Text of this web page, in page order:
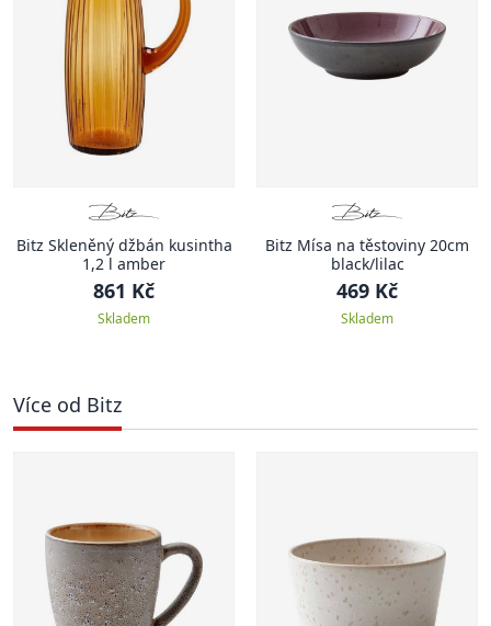
Bitz Skleněný džbán kusintha
1,2 l amber
861 Kč
Skladem
Bitz Mísa na těstoviny 20cm
black/lilac
469 Kč
Skladem
Více od Bitz